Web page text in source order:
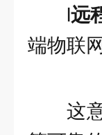
l远
端物联
这